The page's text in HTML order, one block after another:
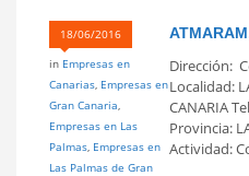
18/06/2016
in Empresas en
Canarias, Empresas en
Gran Canaria,
Empresas en Las
Palmas, Empresas en
Las Palmas de Gran
Dirección:
Localidad:
CANARIA
Provincia:
Actividad: